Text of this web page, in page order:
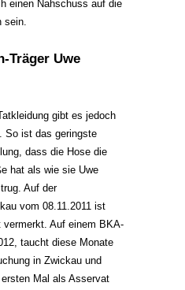
einen Nahschuss auf die
sein.
Träger Uwe
gibt es jedoch
So ist das geringste
dass die Hose die
hat als wie sie Uwe
Auf der
vom 08.11.2011 ist
Auf einem BKA-
taucht diese Monate
in Zwickau und
Mal als Asservat